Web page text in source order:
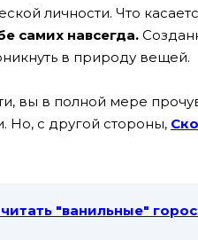
личности. Что
самих навсегда.
в природу вещей.
вы в полной мере
Но, с другой стороны,
″ванильные″